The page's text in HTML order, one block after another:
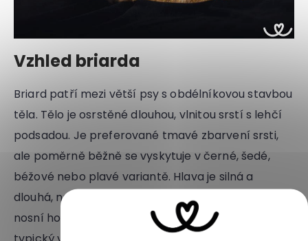
Vzhled briarda
Briard patří mezi větší psy s obdélníkovou stavbou
těla. Tělo je osrstěné dlouhou, vlnitou srstí s lehčí
podsadou. Je preferované tmavé zbarvení srsti,
ale poměrně běžně se vyskytuje v černé, šedé,
béžové nebo plavé variantě. Hlava je silná a
dlouhá, nechybí úzký čenich zakončený tmavou
nosní houbou. Dlouhé chlupy na hlavě vytváří